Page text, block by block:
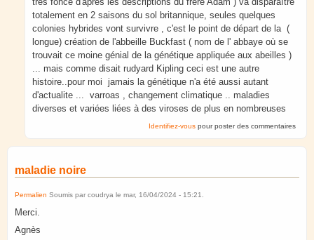
totalement en 2 saisons du sol britannique, seules quelques
colonies hybrides vont survivre , c'est le point de départ de la (
longue) création de l'abbeille Buckfast ( nom de l' abbaye où se
trouvait ce moine génial de la génétique appliquée aux abeilles )
... mais comme disait rudyard Kipling ceci est une autre
histoire..pour moi jamais la génétique n'a été aussi autant
d'actualite ... varroas , changement climatique .. maladies
diverses et variées liées à des viroses de plus en nombreuses
Identifiez-vous pour poster des commentaires
maladie noire
Permalien Soumis par coudrya le mar, 16/04/2024 - 15:21.
Merci.
Agnès